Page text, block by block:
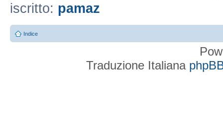
iscritto: pamaz
Indice
Traduzione Italiana